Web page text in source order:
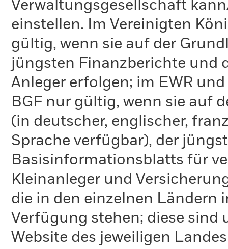
Verwaltungsgesellschaft
einstellen. Im Vereinigten
gültig, wenn sie auf der
jüngsten Finanzberichte und
Anleger erfolgen; im EWR
BGF nur gültig, wenn sie auf
(in deutscher, englischer,
Sprache verfügbar), der
Basisinformationsblatts für
Kleinanleger und
die in den einzelnen Ländern
Verfügung stehen; diese sind
Website des jeweiligen